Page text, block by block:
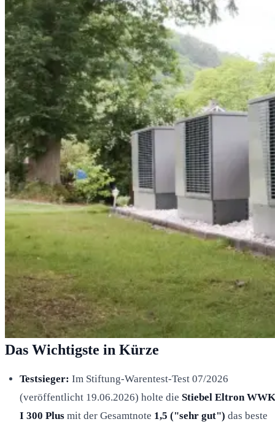
Das Wichtigste in Kürze
Testsieger: Im Stiftung-Warentest-Test 07/2026
(veröffentlicht 19.06.2026) holte die Stiebel Eltron
I 300 Plus mit der Gesamtnote 1,5 ("sehr gut") das beste